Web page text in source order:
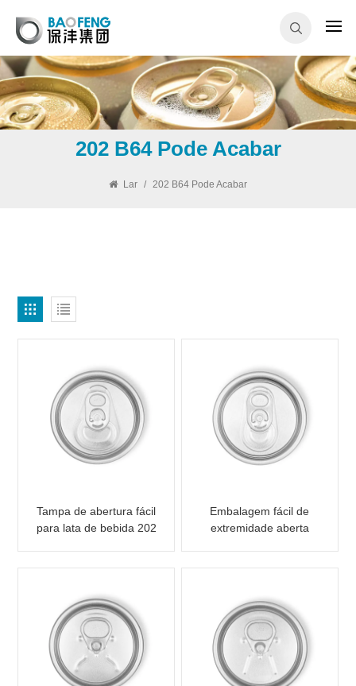
202 B64 Pode Acabar
Lar / 202 B64 Pode Acabar
Tampa de abertura fácil
para lata de bebida 202
Embalagem fácil de
extremidade aberta